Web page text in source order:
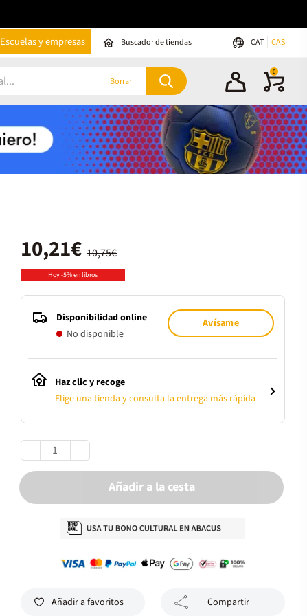
Escuelas y empresas Buscador de tiendas CAT CAS
Borrar
0
10,75€
10,21€
Hoy -5% en libros
Disponibilidad online
No disponible
Avísame
Haz clic y recoge
Elige una tienda y consulta la entrega más rápida
Añadir a la cesta
Añadir a favoritos Compartir